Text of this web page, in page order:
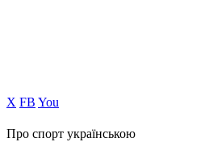
Х FB You
Про спорт українською